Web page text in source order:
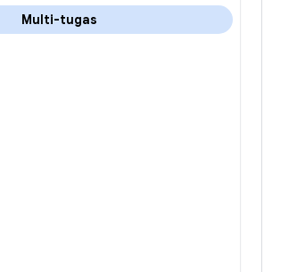
Multi-tugas